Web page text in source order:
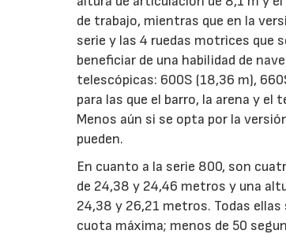
de trabajo, mientras que en la
serie y las 4 ruedas motrices que
beneficiar de una habilidad de
telescópicas: 600S (18,36 m),
para las que el barro, la arena y
Menos aún si se opta por la
pueden.
En cuanto a la serie 800, son
de 24,38 y 24,46 metros y una
24,38 y 26,21 metros. Todas
cuota máxima; menos de 50